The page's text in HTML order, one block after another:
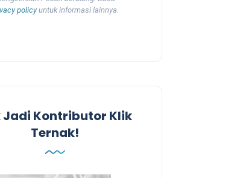
policyuntuk informasi lainnya.
Jadi Kontributor Klik
Ternak!